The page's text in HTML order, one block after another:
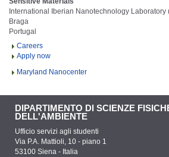
International Iberian Nanotechnology Laboratory
Braga
Portugal
Careers
Apply now
Maryland Nanocenter
DIPARTIMENTO DI SCIENZE
DELL'AMBIENTE
Ufficio servizi agli studenti
Via P.A. Mattioli, 10 - piano 1
53100 Siena - Italia